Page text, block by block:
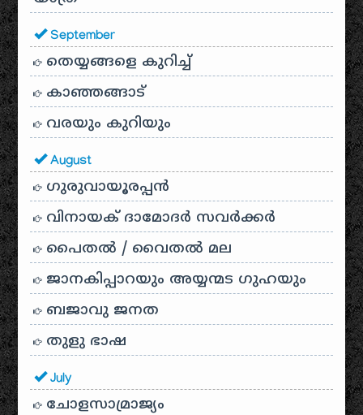
September
തെയ്യങ്ങളെ കുറിച്ച്
കാഞ്ഞങ്ങാട്
വരയും കുറിയും
August
ഗുരുവായൂരപ്പൻ
വിനായക് ദാമോദർ സവർക്കർ
പൈതൽ / വൈതൽ മല
ജാനകിപ്പാറയും അയ്യന്മട ഗുഹയും
ബജാവു ജനത
തുളു ഭാഷ
July
ചോളസാമ്രാജ്യം